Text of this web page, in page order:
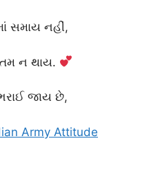
સમાય નહીં,
ન થાય.
જાય છે,
Army Attitude